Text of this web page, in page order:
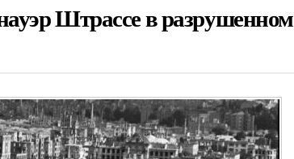
Штрассе в разрушенном